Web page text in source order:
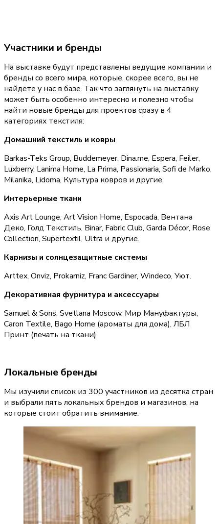
Участники и бренды
На выставке будут представлены ведущие компании и
бренды со всего мира, которые, скорее всего, вы не
найдёте у нас в базе. Так что заглянуть на выставку
может быть особенно интересно и полезно чтобы
найти новые бренды для проектов сразу в 4
категориях текстиля:
Домашний текстиль и ковры
Barkas-Teks Group, Buddemeyer, Dina.me, Espera, Feiler,
Luxberry, Lanima Home, La Prima, Passionaria, Sofi de Marko,
Milanika, Lidoma, Культура ковров и другие.
Интерьерные ткани
Axis Art Lounge, Art Vision Home, Espocada, Вентана
Деко, Голд Текстиль, Binar, Fabric Club, Garda Décor, Rose
Collection, Supertextil, Ultra и другие.
Карнизы и солнцезащитные системы
Arttex, Onviz, Prokarniz, Franc Gardiner, Windeco, Уют.
Декоративная фурнитура и аксессуары
Samuel & Sons, Svetlana Moscow, Мир Мануфактуры,
Caron Textile, Bago Home (ароматы для дома), ЛБЛ
Принт (печать на ткани).
Локальные бренды
Мы изучили список из 300 участников из десятка стран
и выбрали пять локальных брендов и магазинов, на
которые стоит обратить внимание.